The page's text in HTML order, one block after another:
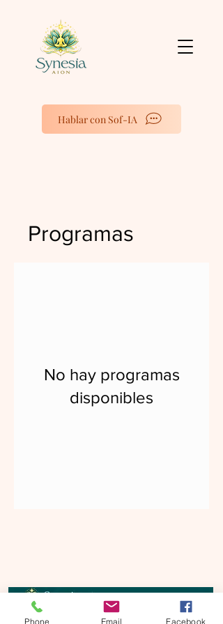
Hablar con Sof-IA
Programas
No hay programas
disponibles
Phone Email Facebook